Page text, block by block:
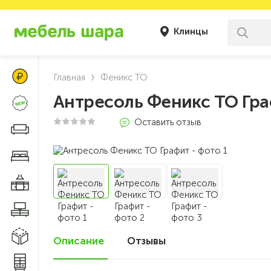
Клинцы
Цены Клуба Своих
Новинки
Мебель для спальни
Мебель для кухни
Мебель для гостиной
Модульные системы
Системы хранения
Главная Феникс ТО
Антресоль Феникс ТО
Оставить отзыв
Описание Отзывы